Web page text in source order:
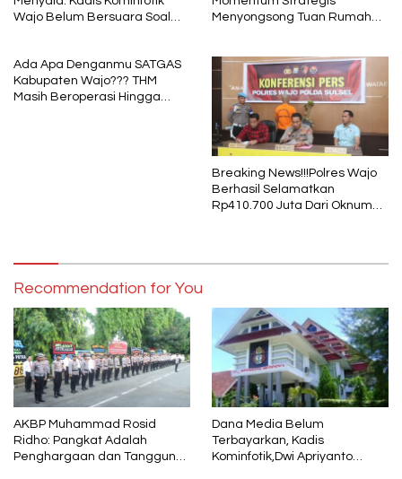
Wajo Belum Bersuara Soal
Menyongsong Tuan Rumah
Ada Apa Denganmu SATGAS
Kabupaten Wajo??? THM
Masih Beroperasi Hingga
Breaking News!!!Polres Wajo
Berhasil Selamatkan
Rp410.700 Juta Dari Oknum
Recommendation for You
AKBP Muhammad Rosid
Ridho: Pangkat Adalah
Penghargaan dan Tanggung
Dana Media Belum
Terbayarkan, Kadis
Kominfotik,Dwi Apriyanto